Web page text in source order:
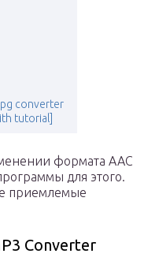
converter
tutorial]
формата AAC
для этого.
приемлемые
Converter